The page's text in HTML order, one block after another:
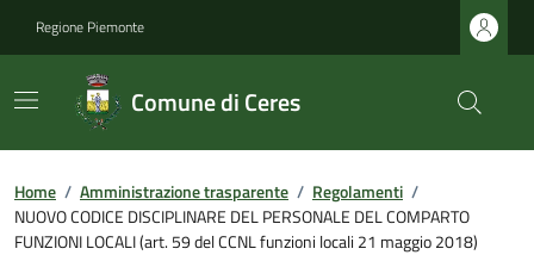
Regione Piemonte
Comune di Ceres
Home / Amministrazione trasparente / Regolamenti /
NUOVO CODICE DISCIPLINARE DEL PERSONALE DEL COMPARTO
FUNZIONI LOCALI (art. 59 del CCNL funzioni locali 21 maggio 2018)